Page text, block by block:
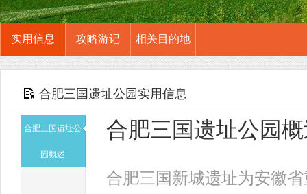
实用信息 攻略游记 相关目的地
合肥三国遗址公园实用信息
合肥三国遗址公
园概述
合肥三国遗址公园
合肥三国新城遗址为安徽